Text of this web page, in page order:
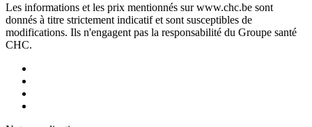
Les informations et les prix mentionnés sur www.chc.be sont
donnés à titre strictement indicatif et sont susceptibles de
modifications. Ils n'engagent pas la responsabilité du Groupe santé
CHC.